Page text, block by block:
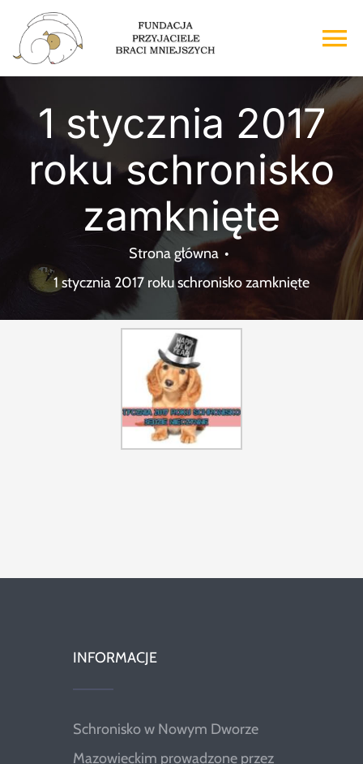
Przejdź
zawartości
Wsparcie
Kontakt
1 stycznia 2017
roku schronisko
zamknięte
Strona główna
1 stycznia 2017 roku schronisko zamknięte
INFORMACJE
Schronisko w Nowym Dworze
Mazowieckim prowadzone przez